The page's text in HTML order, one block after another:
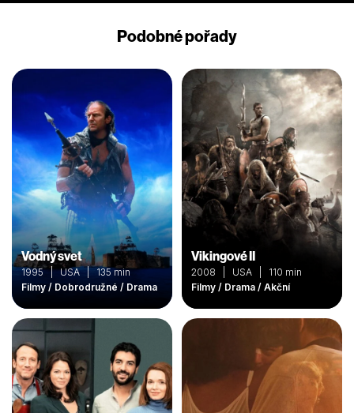
Podobné pořady
Vodný svet
1995 | USA | 135 min
Filmy / Dobrodružné / Drama
Vikingové II
2008 | USA | 110 min
Filmy / Drama / Akční